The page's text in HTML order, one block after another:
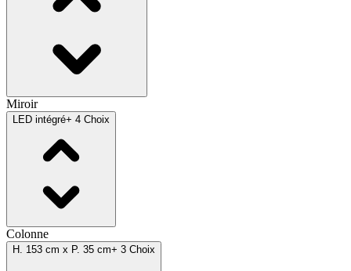
Miroir
LED intégré+ 4 Choix
Colonne
H. 153 cm x P. 35 cm+ 3 Choix